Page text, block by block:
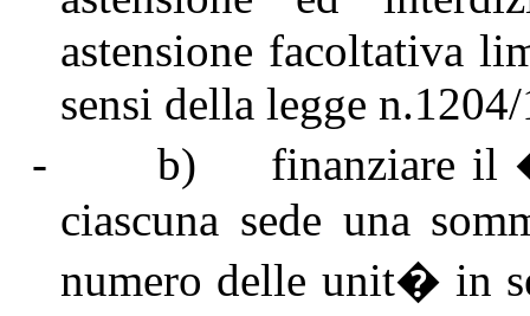
astensione facoltativa
sensi della legge
-
b)
finanziare il
ciascuna sede una
numero delle unit� in